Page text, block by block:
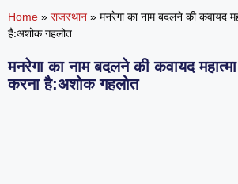
Home » राजस्थान » मनरेगा का नाम बदलने की कवायद
है:अशोक गहलोत
मनरेगा का नाम बदलने की कवायद
करना है:अशोक गहलोत